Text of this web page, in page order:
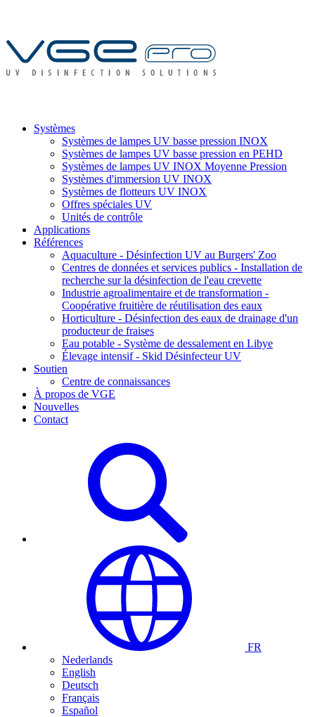
Systèmes
Systèmes de lampes UV basse pression INOX
Systèmes de lampes UV basse pression en PEHD
Systèmes de lampes UV INOX Moyenne Pression
Systèmes d'immersion UV INOX
Systèmes de flotteurs UV INOX
Offres spéciales UV
Unités de contrôle
Applications
Références
Aquaculture - Désinfection UV au Burgers' Zoo
Centres de données et services publics - Installation de
recherche sur la désinfection de l'eau crevette
Industrie agroalimentaire et de transformation -
Coopérative fruitière de réutilisation des eaux
Horticulture - Désinfection des eaux de drainage d'un
producteur de fraises
Eau potable - Système de dessalement en Libye
Élevage intensif - Skid Désinfecteur UV
Soutien
Centre de connaissances
À propos de VGE
Nouvelles
Contact
FR
Nederlands
English
Deutsch
Français
Español